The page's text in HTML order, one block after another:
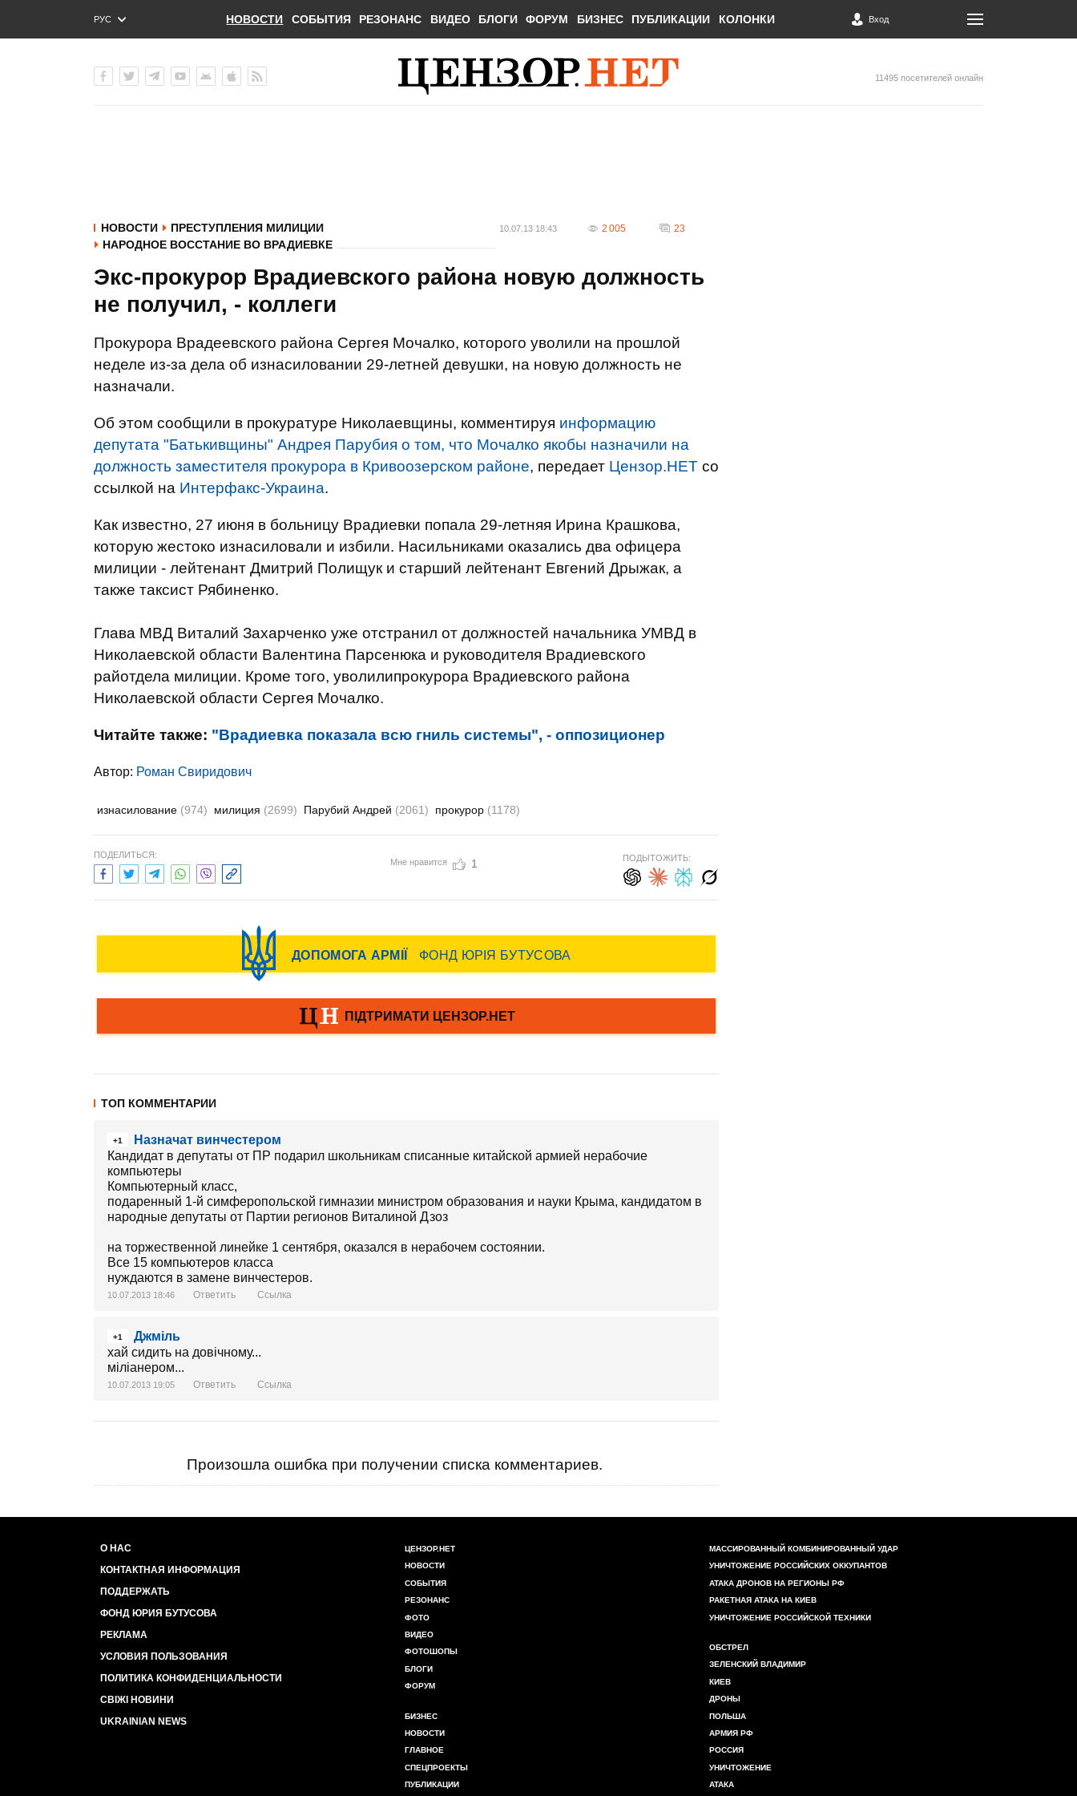
РУС
ENG
НОВОСТИ СОБЫТИЯ РЕЗОНАНС ВИДЕО БЛОГИ ФОРУМ БИЗНЕС ПУБЛИКАЦИИ КОЛОНКИ Вход
11495 посетителей онлайн
НОВОСТИ
ПРЕСТУПЛЕНИЯ МИЛИЦИИ
НАРОДНОЕ ВОССТАНИЕ ВО ВРАДИЕВКЕ
10.07.13 18:43 2 005 23
Экс-прокурор Врадиевского района новую должность
не получил, - коллеги
Прокурора Врадеевского района Сергея Мочалко, которого уволили на прошлой
неделе из-за дела об изнасиловании 29-летней девушки, на новую должность не
назначали.
Об этом сообщили в прокуратуре Николаевщины, комментируя информацию
депутата "Батькивщины" Андрея Парубия о том, что Мочалко якобы назначили на
должность заместителя прокурора в Кривоозерском районе, передает Цензор.НЕТ со
ссылкой на Интерфакс-Украина.
Как известно, 27 июня в больницу Врадиевки попала 29-летняя Ирина Крашкова,
которую жестоко изнасиловали и избили. Насильниками оказались два офицера
милиции - лейтенант Дмитрий Полищук и старший лейтенант Евгений Дрыжак, а
также таксист Рябиненко.
Глава МВД Виталий Захарченко уже отстранил от должностей начальника УМВД в
Николаевской области Валентина Парсенюка и руководителя Врадиевского
райотдела милиции. Кроме того, уволилипрокурора Врадиевского района
Николаевской области Сергея Мочалко.
Читайте также: "Врадиевка показала всю гниль системы", - оппозиционер
Автор: Роман Свиридович
изнасилование (974) милиция (2699) Парубий Андрей (2061) прокурор (1178)
ПОДЕЛИТЬСЯ:
Мне нравится 1 ПОДЫТОЖИТЬ:
ТОП КОММЕНТАРИИ
+1
Назначат винчестером
Кандидат в депутаты от ПР подарил школьникам списанные китайской армией нерабочие
компьютеры
Компьютерный класс,
подаренный 1-й симферопольской гимназии министром образования и науки Крыма, кандидатом в
народные депутаты от Партии регионов Виталиной Дзоз
на торжественной линейке 1 сентября, оказался в нерабочем состоянии.
Все 15 компьютеров класса
нуждаются в замене винчестеров.
10.07.2013 18:46 Ответить Ссылка
+1
Джміль
хай сидить на довічному...
міліанером...
10.07.2013 19:05 Ответить Ссылка
Произошла ошибка при получении списка комментариев.
О НАС
КОНТАКТНАЯ ИНФОРМАЦИЯ
ПОДДЕРЖАТЬ
ФОНД ЮРИЯ БУТУСОВА
РЕКЛАМА
УСЛОВИЯ ПОЛЬЗОВАНИЯ
ПОЛИТИКА КОНФИДЕНЦИАЛЬНОСТИ
СВІЖІ НОВИНИ
UKRAINIAN NEWS
ЦЕНЗОР.НЕТ
НОВОСТИ
СОБЫТИЯ
РЕЗОНАНС
ФОТО
ВИДЕО
ФОТОШОПЫ
БЛОГИ
ФОРУМ
БИЗНЕС
НОВОСТИ
ГЛАВНОЕ
СПЕЦПРОЕКТЫ
ПУБЛИКАЦИИ
МАССИРОВАННЫЙ КОМБИНИРОВАННЫЙ УДАР
УНИЧТОЖЕНИЕ РОССИЙСКИХ ОККУПАНТОВ
АТАКА ДРОНОВ НА РЕГИОНЫ РФ
РАКЕТНАЯ АТАКА НА КИЕВ
УНИЧТОЖЕНИЕ РОССИЙСКОЙ ТЕХНИКИ
ОБСТРЕЛ
ЗЕЛЕНСКИЙ ВЛАДИМИР
КИЕВ
ДРОНЫ
ПОЛЬША
АРМИЯ РФ
РОССИЯ
УНИЧТОЖЕНИЕ
АТАКА